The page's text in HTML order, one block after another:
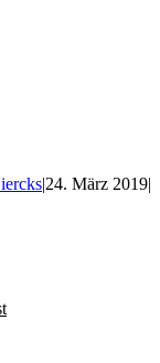
|24. März 2019|